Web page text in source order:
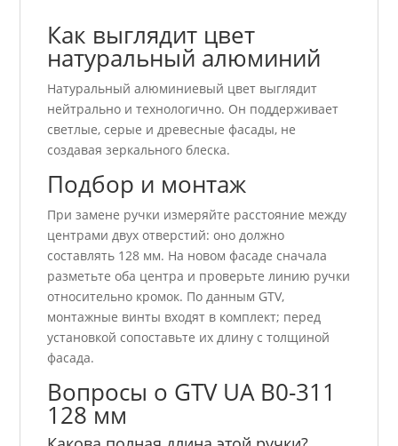
Как выглядит цвет
натуральный алюминий
Натуральный алюминиевый цвет выглядит
нейтрально и технологично. Он поддерживает
светлые, серые и древесные фасады, не
создавая зеркального блеска.
Подбор и монтаж
При замене ручки измеряйте расстояние между
центрами двух отверстий: оно должно
составлять 128 мм. На новом фасаде сначала
разметьте оба центра и проверьте линию ручки
относительно кромок. По данным GTV,
монтажные винты входят в комплект; перед
установкой сопоставьте их длину с толщиной
фасада.
Вопросы о GTV UA B0-311
128 мм